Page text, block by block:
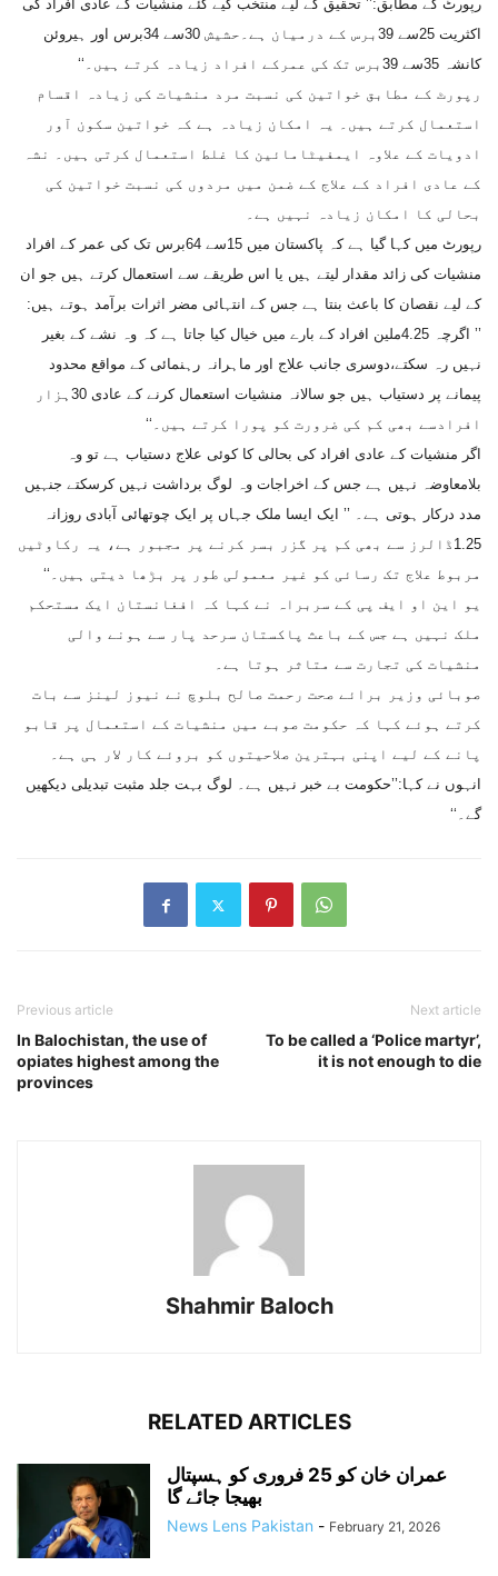
رپورٹ کے مطابق:’’ تحقیق کے لیے منتخب کیے گئے منشیات کے عادی افراد کی
اکثریت 25سے 39برس کے درمیان ہے۔حشیش 30سے 34برس اور ہیروئن
کانشہ 35سے 39برس تک کی عمرکے افراد زیادہ کرتے ہیں۔‘‘
رپورٹ کے مطابق خواتین کی نسبت مرد منشیات کی زیادہ اقسام
استعمال کرتے ہیں۔ یہ امکان زیادہ ہے کہ خواتین سکون آور
ادویات کے علاوہ ایمفیٹامائین کا غلط استعمال کرتی ہیں۔ نشہ
کے عادی افراد کے علاج کے ضمن میں مردوں کی نسبت خواتین کی
بحالی کا امکان زیادہ نہیں ہے۔
رپورٹ میں کہا گیا ہے کہ پاکستان میں 15سے 64برس تک کی عمر کے افراد
منشیات کی زائد مقدار لیتے ہیں یا اس طریقے سے استعمال کرتے ہیں جو ان
کے لیے نقصان کا باعث بنتا ہے جس کے انتہائی مضر اثرات برآمد ہوتے ہیں:
’’ اگرچہ 4.25ملین افراد کے بارے میں خیال کیا جاتا ہے کہ وہ نشے کے بغیر
نہیں رہ سکتے،دوسری جانب علاج اور ماہرانہ رہنمائی کے مواقع محدود
پیمانے پر دستیاب ہیں جو سالانہ منشیات استعمال کرنے کے عادی 30ہزار
افرادسے بھی کم کی ضرورت کو پورا کرتے ہیں۔‘‘
اگر منشیات کے عادی افراد کی بحالی کا کوئی علاج دستیاب ہے تو وہ
بلامعاوضہ نہیں ہے جس کے اخراجات وہ لوگ برداشت نہیں کرسکتے جنہیں
مدد درکار ہوتی ہے۔ ’’ ایک ایسا ملک جہاں پر ایک چوتھائی آبادی روزانہ
1.25ڈالرز سے بھی کم پر گزر بسر کرنے پر مجبور ہے، یہ رکاوٹیں
مربوط علاج تک رسائی کو غیر معمولی طور پر بڑھا دیتی ہیں۔‘‘
یو این او ایف پی کے سربراہ نے کہا کہ افغانستان ایک مستحکم
ملک نہیں ہے جس کے باعث پاکستان سرحد پار سے ہونے والی
منشیات کی تجارت سے متاثر ہوتا ہے۔
صوبائی وزیر برائے صحت رحمت صالح بلوچ نے نیوز لینز سے بات
کرتے ہوئے کہا کہ حکومت صوبے میں منشیات کے استعمال پر قابو
پانے کے لیے اپنی بہترین صلاحیتوں کو بروئے کار لار ہی ہے۔
انہوں نے کہا:’’حکومت بے خبر نہیں ہے۔ لوگ بہت جلد مثبت تبدیلی دیکھیں
گے۔‘‘
Previous article
In Balochistan, the use of
opiates highest among the
provinces
Next article
To be called a ‘Police martyr’,
it is not enough to die
Shahmir Baloch
RELATED ARTICLES
عمران خان کو 25 فروری کو ہسپتال
بھیجا جائے گا
News Lens Pakistan - February 21, 2026